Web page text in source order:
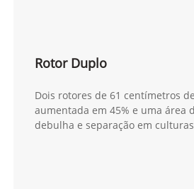
Rotor Duplo
Dois rotores de 61 centímetros
aumentada em 45% e uma área
debulha e separação em